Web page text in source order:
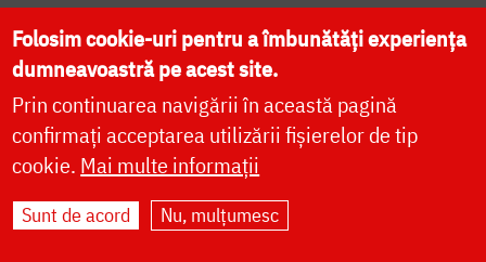
DONEAZĂ ONLINE PENTRU CATEDRALA NAȚIONALĂ
LIVE
Site dezvoltat deDOXOLOGIA MEDIA
Arhiepiscopia Iașilor | ©
Folosim cookie-uri pentru a îmbunătăți experiența
dumneavoastră pe acest site.
Prin continuarea navigării în această pagină
confirmați acceptarea utilizării fișierelor de tip
cookie. Mai multe informații
Sunt de acord Nu, mulțumesc